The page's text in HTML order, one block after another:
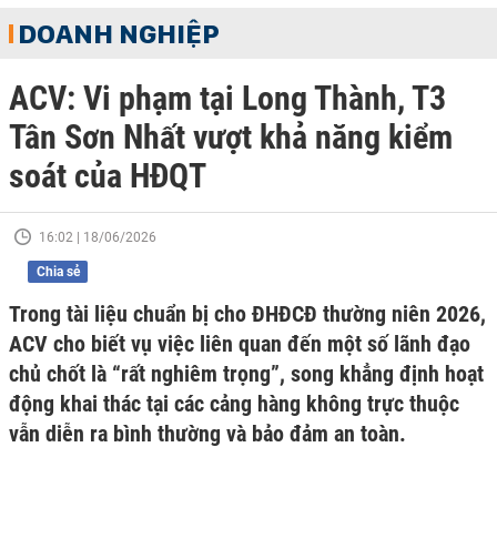
DOANH NGHIỆP
ACV: Vi phạm tại Long Thành, T3
Tân Sơn Nhất vượt khả năng kiểm
soát của HĐQT
16:02 | 18/06/2026
Chia sẻ
Trong tài liệu chuẩn bị cho ĐHĐCĐ thường niên 2026,
ACV cho biết vụ việc liên quan đến một số lãnh đạo
chủ chốt là “rất nghiêm trọng”, song khẳng định hoạt
động khai thác tại các cảng hàng không trực thuộc
vẫn diễn ra bình thường và bảo đảm an toàn.